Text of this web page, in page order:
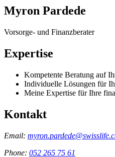
Myron Pardede
Vorsorge- und Finanzberater
Expertise
Kompetente Beratung auf
Individuelle Lösungen für
Meine Expertise für Ihre
Kontakt
Email:
Phone: 052 265 75 61